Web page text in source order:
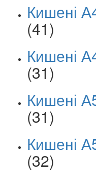
Кишені
(41)
Кишені
(31)
Кишені
(31)
Кишені
(32)